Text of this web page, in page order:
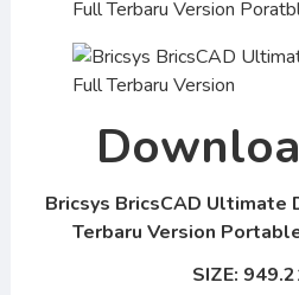
Bricsys BricsCAD Ultimate
Terbaru Version
SIZE: